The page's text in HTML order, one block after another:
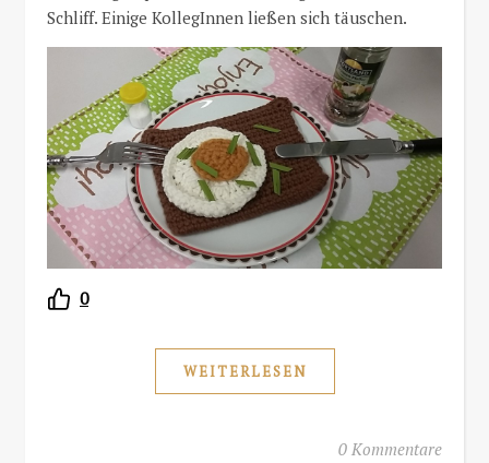
Schliff. Einige KollegInnen ließen sich täuschen.
0
WEITERLESEN
0 Kommentare